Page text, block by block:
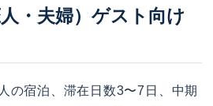
・夫婦）ゲスト向け
の宿泊、滞在日数3〜7日、中期